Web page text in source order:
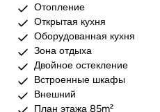
Отопление
Открытая кухня
Оборудованная кухня
Зона отдыха
Двойное остекление
Встроенные шкафы
Внешний
План этажа 85m²